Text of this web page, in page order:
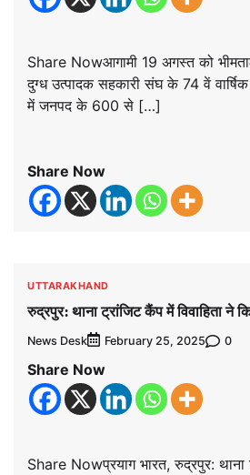
Share Nowआगामी 19 अगस्त को
दुग्ध उत्पादक सहकारी संघ के 74 वें
में जनपद के 600 से […]
Share Now
UTTARAKHAND
रुद्रपुर: थाना ट्रांजिट कैंप में विवाहिता ने
News Desk February 25, 2025 0
Share Now
Share Nowप्रयाग भारत, रुद्रपुर: थाना